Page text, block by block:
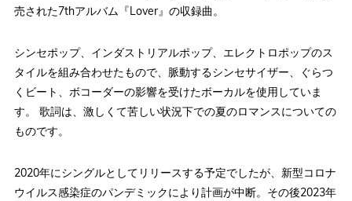
売された7thアルバム『Lover』の収録曲。
シンセポップ、インダストリアルポップ、エレクトロポップのス
タイルを組み合わせたもので、脈動するシンセサイザー、ぐらつ
くビート、ボコーダーの影響を受けたボーカルを使用していま
す。 歌詞は、激しくて苦しい状況下での夏のロマンスについての
ものです。
2020年にシングルとしてリリースする予定でしたが、新型コロナ
ウイルス感染症のパンデミックにより計画が中断。その後2023年